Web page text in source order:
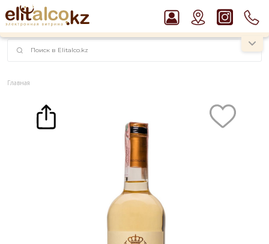
наименований!
instagram.com/rojo.kz
Рекомендуем
Джин Gordon`s London Dry Gin 37,5%
Виски Talisker 10 YO Malt 45,8% in Box
Ром Captain Morgan White 37,5%
Водка Smirnoff Red Vodka 37,5%
Пиво Guinness Draught 4,2% Can
Главная